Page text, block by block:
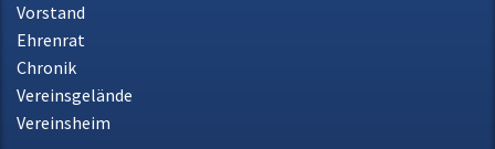
Vorstand
Ehrenrat
Chronik
Vereinsgelände
Vereinsheim